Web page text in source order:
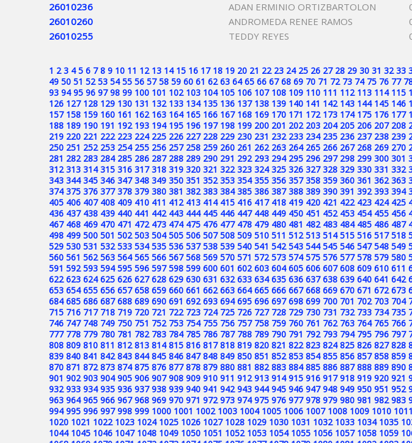
26010236
ADAN ERMINIO ORTIZBARTOLON
26010260
ANDROMEDA RENEE RAMOS
26010255
TEDDY REYES
1 2 3 4 5 6 7 8 9 10 11 12 13 14 15 16 17 18 19 20 21 22 23 24 25 26 27 28 29 30 31 32 33
49 50 51 52 53 54 55 56 57 58 59 60 61 62 63 64 65 66 67 68 69 70 71 72 73 74 75 76 77
93 94 95 96 97 98 99 100 101 102 103 104 105 106 107 108 109 110 111 112 113 114 115
126 127 128 129 130 131 132 133 134 135 136 137 138 139 140 141 142 143 144 145 146
157 158 159 160 161 162 163 164 165 166 167 168 169 170 171 172 173 174 175 176 177
188 189 190 191 192 193 194 195 196 197 198 199 200 201 202 203 204 205 206 207 208
219 220 221 222 223 224 225 226 227 228 229 230 231 232 233 234 235 236 237 238 239
250 251 252 253 254 255 256 257 258 259 260 261 262 263 264 265 266 267 268 269 270
281 282 283 284 285 286 287 288 289 290 291 292 293 294 295 296 297 298 299 300 301
312 313 314 315 316 317 318 319 320 321 322 323 324 325 326 327 328 329 330 331 332
343 344 345 346 347 348 349 350 351 352 353 354 355 356 357 358 359 360 361 362 363
374 375 376 377 378 379 380 381 382 383 384 385 386 387 388 389 390 391 392 393 394
405 406 407 408 409 410 411 412 413 414 415 416 417 418 419 420 421 422 423 424 425
436 437 438 439 440 441 442 443 444 445 446 447 448 449 450 451 452 453 454 455 456
467 468 469 470 471 472 473 474 475 476 477 478 479 480 481 482 483 484 485 486 487
498 499 500 501 502 503 504 505 506 507 508 509 510 511 512 513 514 515 516 517 518
529 530 531 532 533 534 535 536 537 538 539 540 541 542 543 544 545 546 547 548 549
560 561 562 563 564 565 566 567 568 569 570 571 572 573 574 575 576 577 578 579 580
591 592 593 594 595 596 597 598 599 600 601 602 603 604 605 606 607 608 609 610 611
622 623 624 625 626 627 628 629 630 631 632 633 634 635 636 637 638 639 640 641 642
653 654 655 656 657 658 659 660 661 662 663 664 665 666 667 668 669 670 671 672 673
684 685 686 687 688 689 690 691 692 693 694 695 696 697 698 699 700 701 702 703 704
715 716 717 718 719 720 721 722 723 724 725 726 727 728 729 730 731 732 733 734 735
746 747 748 749 750 751 752 753 754 755 756 757 758 759 760 761 762 763 764 765 766
777 778 779 780 781 782 783 784 785 786 787 788 789 790 791 792 793 794 795 796 797
808 809 810 811 812 813 814 815 816 817 818 819 820 821 822 823 824 825 826 827 828
839 840 841 842 843 844 845 846 847 848 849 850 851 852 853 854 855 856 857 858 859
870 871 872 873 874 875 876 877 878 879 880 881 882 883 884 885 886 887 888 889 890
901 902 903 904 905 906 907 908 909 910 911 912 913 914 915 916 917 918 919 920 921
932 933 934 935 936 937 938 939 940 941 942 943 944 945 946 947 948 949 950 951 952
963 964 965 966 967 968 969 970 971 972 973 974 975 976 977 978 979 980 981 982 983
994 995 996 997 998 999 1000 1001 1002 1003 1004 1005 1006 1007 1008 1009 1010 1011
1020 1021 1022 1023 1024 1025 1026 1027 1028 1029 1030 1031 1032 1033 1034 1035
1044 1045 1046 1047 1048 1049 1050 1051 1052 1053 1054 1055 1056 1057 1058 1059